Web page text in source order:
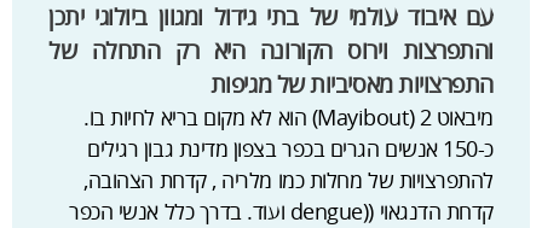
עם איבוד עולמי של בתי גידול ומגוון ביולוגי יתכן
והתפרצות וירוס הקורונה היא רק התחלה של
התפרצויות מאסיביות של מגיפות
מיבאוט 2 (Mayibout) הוא לא מקום בריא לחיות בו.
כ-150 אנשים הגרים בכפר בצפון מדינת גבון רגילים
להתפרצויות של מחלות כמו מלריה , קדחת הצהובה,
קדחת הדנגאוי ((dengue ועוד. בדרך כלל אנשי הכפר